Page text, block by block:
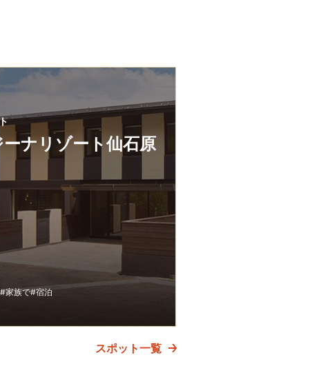
ーナリゾート仙石原
#家族で#宿泊
スポット一覧